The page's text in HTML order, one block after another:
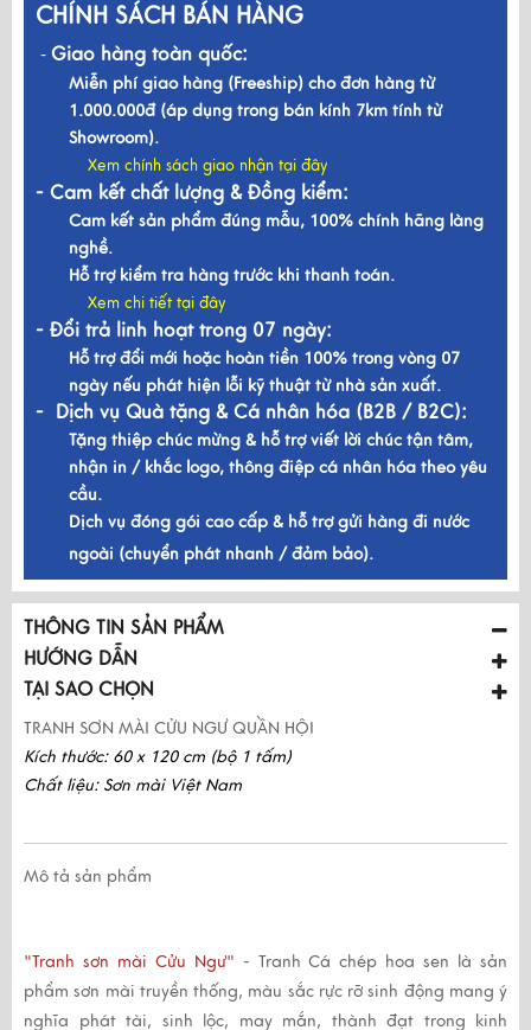
CHÍNH SÁCH BÁN HÀNG
- Giao hàng toàn quốc:
Miễn phí giao hàng (Freeship) cho đơn hàng từ
1.000.000đ (áp dụng trong bán kính 7km tính từ
Showroom).
Xem chính sách giao nhận tại đây
- Cam kết chất lượng & Đồng kiểm:
Cam kết sản phẩm đúng mẫu, 100% chính hãng làng
nghề.
Hỗ trợ kiểm tra hàng trước khi thanh toán.
Xem chi tiết tại đây
- Đổi trả linh hoạt trong 07 ngày:
Hỗ trợ đổi mới hoặc hoàn tiền 100% trong vòng 07
ngày nếu phát hiện lỗi kỹ thuật từ nhà sản xuất.
- Dịch vụ Quà tặng & Cá nhân hóa (B2B / B2C):
Tặng thiệp chúc mừng & hỗ trợ viết lời chúc tận tâm,
nhận in / khắc logo, thông điệp cá nhân hóa theo yêu
cầu.
Dịch vụ đóng gói cao cấp & hỗ trợ gửi hàng đi nước
ngoài (chuyển phát nhanh / đảm bảo).
THÔNG TIN SẢN PHẨM
HƯỚNG DẪN
TẠI SAO CHỌN
TRANH SƠN MÀI CỬU NGƯ QUẦN HỘI
Kích thước: 60 x 120 cm (bộ 1 tấm)
Chất liệu: Sơn mài Việt Nam
Mô tả sản phẩm
"Tranh sơn mài Cửu Ngư" - Tranh Cá chép hoa sen là sản
phẩm sơn mài truyền thống, màu sắc rực rỡ sinh động mang ý
nghĩa phát tài, sinh lộc, may mắn, thành đạt trong kinh